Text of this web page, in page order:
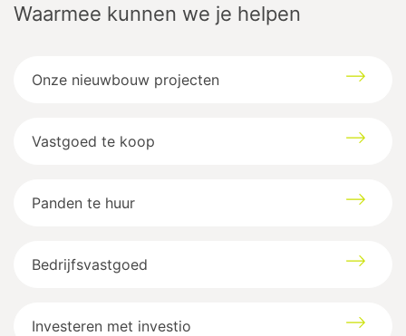
Waarmee kunnen we je helpen
Onze nieuwbouw projecten
Vastgoed te koop
Panden te huur
Bedrijfsvastgoed
Investeren met investio